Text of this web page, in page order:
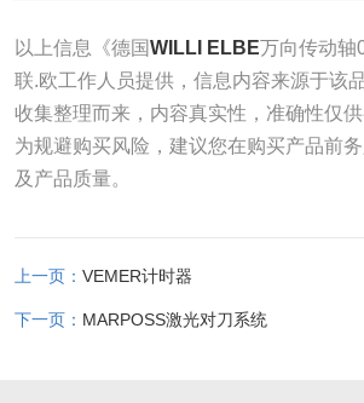
以上信息《德国WILLI ELBE万向传动轴
联.欧工作人员提供，信息内容来源于该
收集整理而来，内容真实性，准确性仅供
为规避购买风险，建议您在购买产品前
及产品质量。
上一页： VEMER计时器
下一页： MARPOSS激光对刀系统